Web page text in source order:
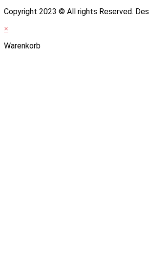
Copyright 2023 © All rights Reserved.
×
Warenkorb